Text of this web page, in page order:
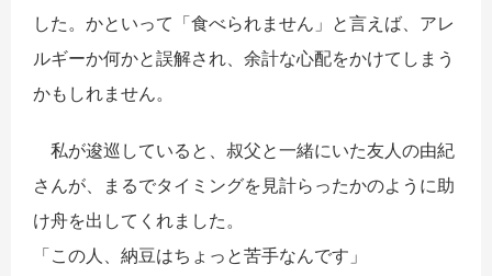
した。かといって「食べられません」と言えば、アレ
ルギーか何かと誤解され、余計な心配をかけてしまう
かもしれません。
私が逡巡していると、叔父と一緒にいた友人の由紀
さんが、まるでタイミングを見計らったかのように助
け舟を出してくれました。
「この人、納豆はちょっと苦手なんです」